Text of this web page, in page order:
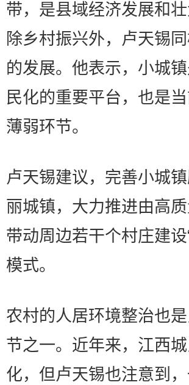
带，是县域经济发展和
除乡村振兴外，卢天锡
的发展。他表示，小城
民化的重要平台，也是
薄弱环节。
卢天锡建议，完善小城
丽城镇，大力推进由高
带动周边若干个村庄建
模式。
农村的人居环境整治也
节之一。近年来，江西
化，但卢天锡也注意到